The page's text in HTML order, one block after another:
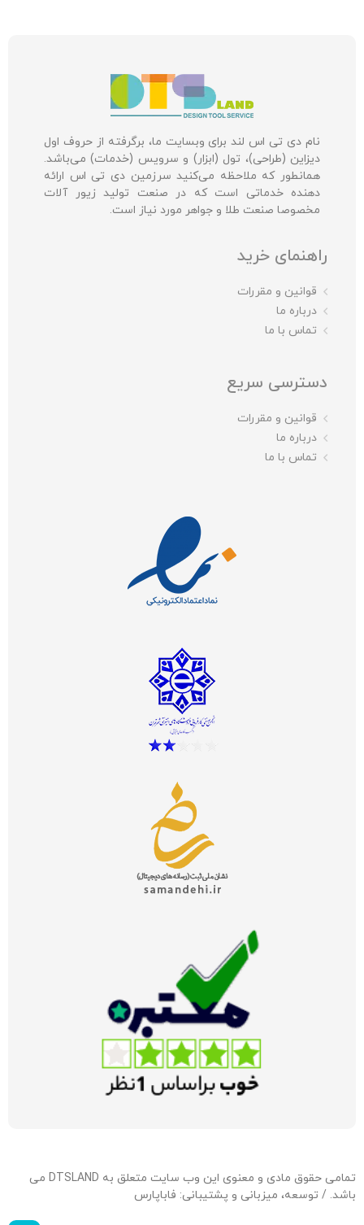
نام دی تی اس لند برای وبسایت ما، برگرفته از حروف اول
دیزاین (طراحی)، تول (ابزار) و سرویس (خدمات) می‌باشد.
همانطور که ملاحظه می‌کنید سرزمین دی تی اس ارائه
دهنده خدماتی است که در صنعت تولید زیور آلات
مخصوصا صنعت طلا و جواهر مورد نیاز است.
راهنمای خرید
قوانین و مقررات
درباره ما
تماس با ما
دسترسی سریع
قوانین و مقررات
درباره ما
تماس با ما
تمامی حقوق مادی و معنوی این وب سایت متعلق به DTSLAND می
باشد. / توسعه، میزبانی و پشتیبانی: فاباپارس